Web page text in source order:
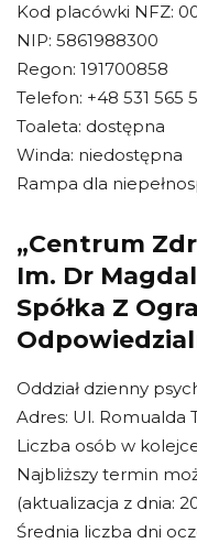
Kod placówki NFZ:
NIP: 5861988300
Regon: 191700858
Telefon: +48 531 565
Toaleta: dostępna
Winda: niedostępna
Rampa dla
„Centrum
Im. Dr
Spółka Z
Oddział dzienny
Adres: Ul. Romualda
Liczba osób w
Najbliższy termin
(aktualizacja z dnia:
Średnia liczba dni